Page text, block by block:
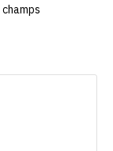
champs